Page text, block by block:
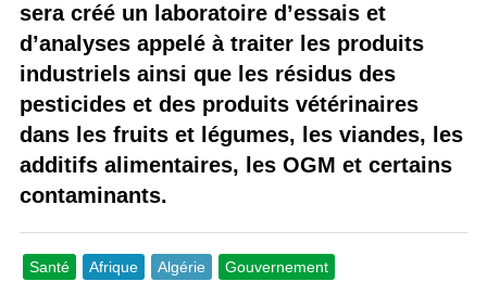
sera créé un laboratoire d’essais et
d’analyses appelé à traiter les produits
industriels ainsi que les résidus des
pesticides et des produits vétérinaires
dans les fruits et légumes, les viandes, les
additifs alimentaires, les OGM et certains
contaminants.
Santé Afrique Algérie Gouvernement